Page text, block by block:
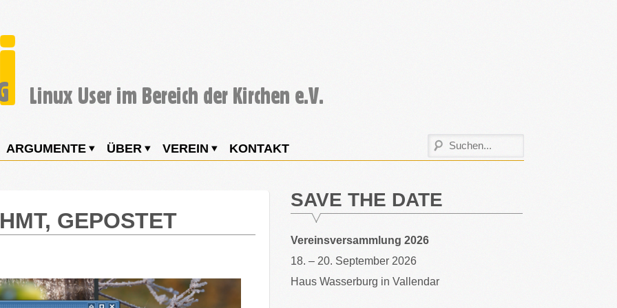
ARGUMENTE ÜBER VEREIN KONTAKT
GEPOSTET
SAVE THE DATE
Vereinsversammlung 2026
18. – 20. September 2026
Haus Wasserburg in Vallendar